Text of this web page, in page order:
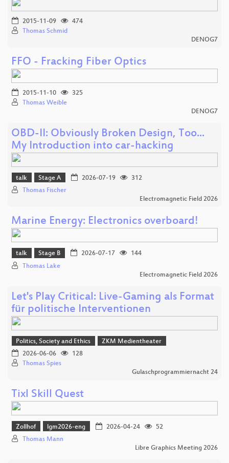
2015-11-09
474
Thomas Schmid
DENOG7
FFO - Fracking Fiber Optics
2015-11-10
325
Thomas Weible
DENOG7
OBD-II: Obviously Broken Design, Too...
My Introduction into car-hacking
talk Stage A 2026-07-19
312
Thomas Fischer
Electromagnetic Field 2026
Marine Energy: Electronics overboard!
talk Stage B 2026-07-17
144
Thomas Lake
Electromagnetic Field 2026
Let's Play Critical: Live-Gaming als Format
für politische Interventionen
Politics, Society and Ethics
ZKM Medientheater
2026-06-06
128
Thomas Spies
Gulaschprogrammiernacht 24
Tixl Skill Quest
Zollhof lgm2026-eng 2026-04-24
52
Thomas Mann
Libre Graphics Meeting 2026